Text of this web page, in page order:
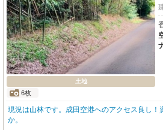
土地
6枚
現況は山林です。成田空港へのアクセス良し！
か。